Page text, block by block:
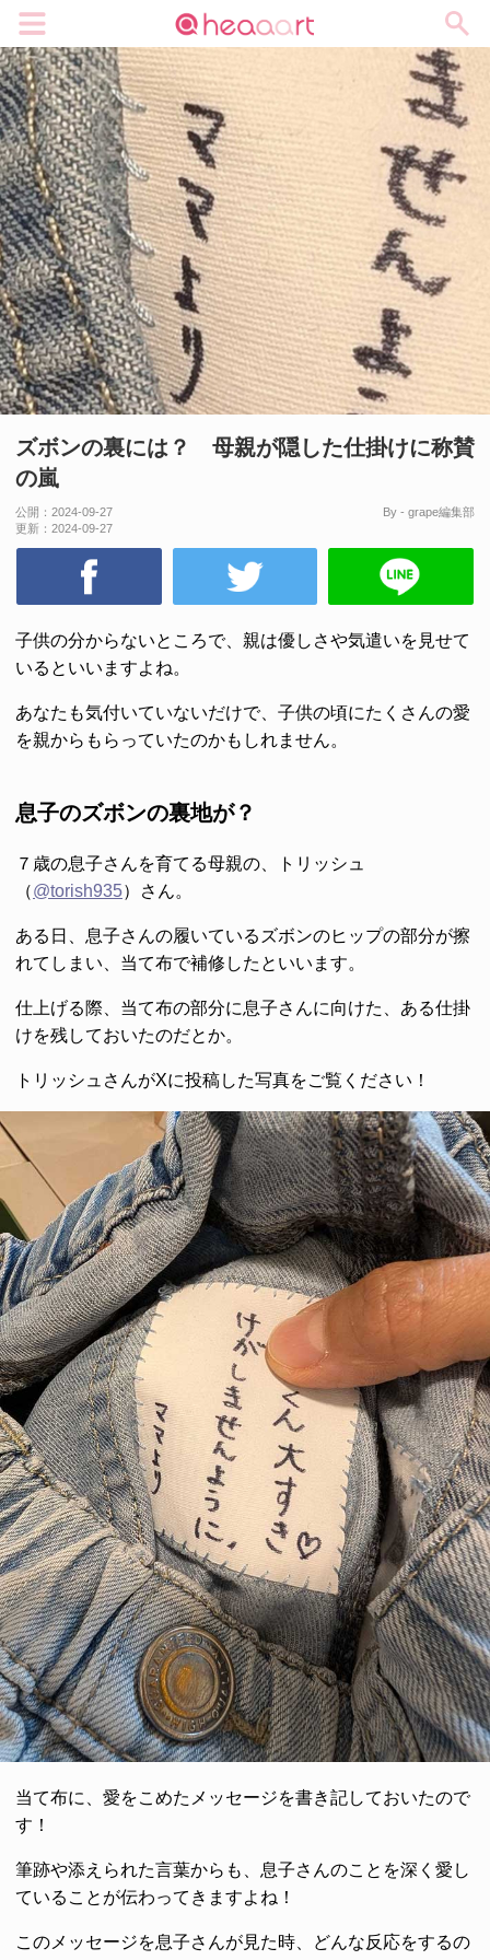
ズボンの裏には？ 母親が隠した仕掛けに称賛
の嵐
公開： 2024-09-27
更新： 2024-09-27
By - grape編集部
子供の分からないところで、親は優しさや気遣いを見せて
いるといいますよね。
あなたも気付いていないだけで、子供の頃にたくさんの愛
を親からもらっていたのかもしれません。
息子のズボンの裏地が？
７歳の息子さんを育てる母親の、トリッシュ
（@torish935）さん。
ある日、息子さんの履いているズボンのヒップの部分が擦
れてしまい、当て布で補修したといいます。
仕上げる際、当て布の部分に息子さんに向けた、ある仕掛
けを残しておいたのだとか。
トリッシュさんがXに投稿した写真をご覧ください！
当て布に、愛をこめたメッセージを書き記しておいたので
す！
筆跡や添えられた言葉からも、息子さんのことを深く愛し
ていることが伝わってきますよね！
このメッセージを息子さんが見た時、どんな反応をするの